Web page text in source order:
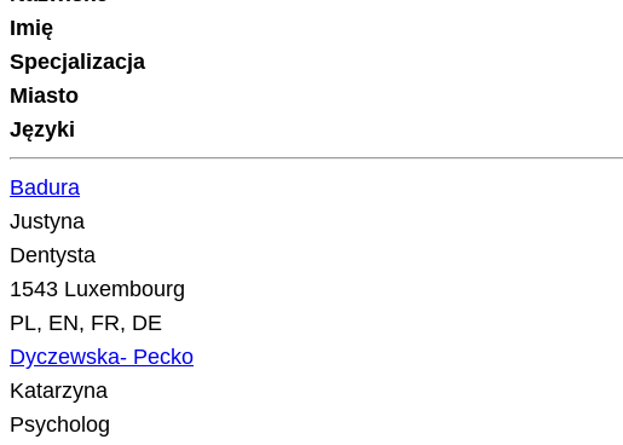
Imię
Specjalizacja
Miasto
Języki
Badura
Justyna
Dentysta
1543 Luxembourg
PL, EN, FR, DE
Dyczewska- Pecko
Katarzyna
Psycholog